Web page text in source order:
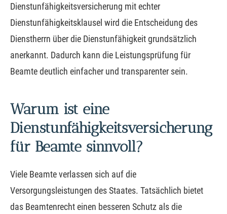
Dienstunfähigkeitsversicherung mit echter
Dienstunfähigkeitsklausel wird die Entscheidung des
Dienstherrn über die Dienstunfähigkeit grundsätzlich
anerkannt. Dadurch kann die Leistungsprüfung für
Beamte deutlich einfacher und transparenter sein.
Warum ist eine
Dienstunfähigkeitsversicherung
für Beamte sinnvoll?
Viele Beamte verlassen sich auf die
Versorgungsleistungen des Staates. Tatsächlich bietet
das Beamtenrecht einen besseren Schutz als die